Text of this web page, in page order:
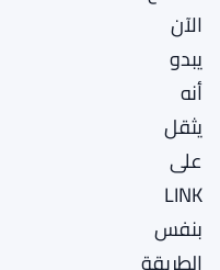
الآن
يبدو
أنه
يثقل
على
LINK
بنفس
الطريقة